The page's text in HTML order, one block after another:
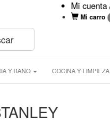
Mi cuenta
Mi carro
Y BAÑO COCINA Y LIMPIEZA